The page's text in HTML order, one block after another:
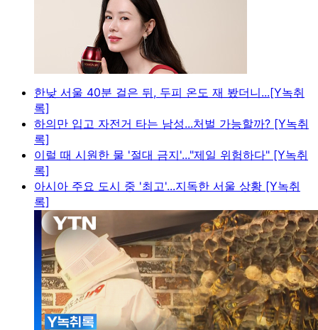
한낮 서울 40분 걸은 뒤, 두피 온도 재 봤더니...[Y녹취
록]
하의만 입고 자전거 타는 남성...처벌 가능할까? [Y녹취
록]
이럴 때 시원한 물 '절대 금지'..."제일 위험하다" [Y녹취
록]
아시아 주요 도시 중 '최고'...지독한 서울 상황 [Y녹취
록]